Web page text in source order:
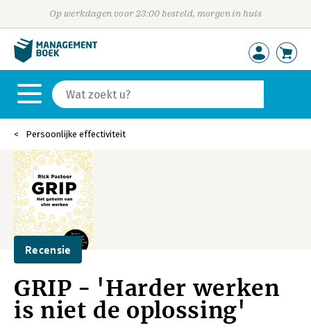
Op werkdagen voor 23:00 besteld, morgen in huis
Persoonlijke effectiviteit
Recensie
GRIP - 'Harder werken
is niet de oplossing'